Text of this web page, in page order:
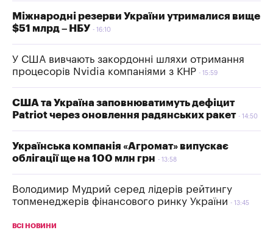
Міжнародні резерви України утрималися вище
$51 млрд – НБУ
16:10
У США вивчають закордонні шляхи отримання
процесорів Nvidia компаніями з КНР
15:59
США та Україна заповнюватимуть дефіцит
Patriot через оновлення радянських ракет
14:50
Українська компанія «Агромат» випускає
облігації ще на 100 млн грн
13:58
Володимир Мудрий серед лідерів рейтингу
топменеджерів фінансового ринку України
13:45
ВСІ НОВИНИ